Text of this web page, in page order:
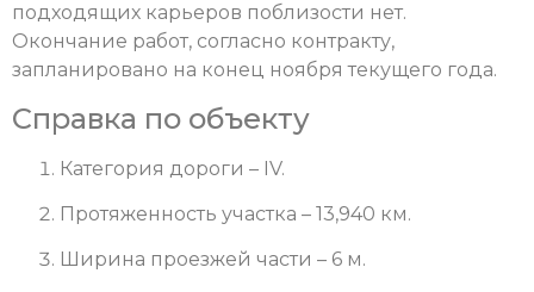
подходящих карьеров поблизости нет.
Окончание работ, согласно контракту,
запланировано на конец ноября текущего года.
Справка по объекту
Категория дороги – IV.
Протяженность участка – 13,940 км.
Ширина проезжей части – 6 м.